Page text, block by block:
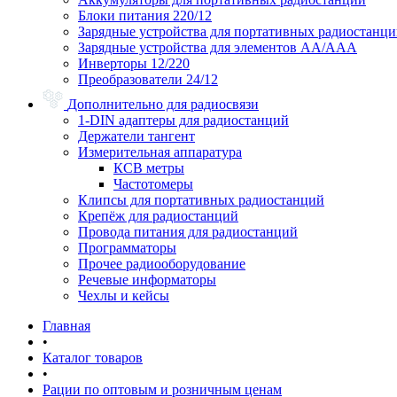
Блоки питания 220/12
Зарядные устройства для портативных
Зарядные устройства для элементов АА/ААА
Инверторы 12/220
Преобразователи 24/12
Дополнительно для радиосвязи
1-DIN адаптеры для радиостанций
Держатели тангент
Измерительная аппаратура
КСВ метры
Частотомеры
Клипсы для портативных радиостанций
Крепёж для радиостанций
Провода питания для радиостанций
Программаторы
Прочее радиооборудование
Речевые информаторы
Чехлы и кейсы
Главная
•
Каталог товаров
•
Рации по оптовым и розничным ценам